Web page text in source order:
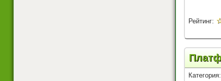
Рейтинг:
Категория: